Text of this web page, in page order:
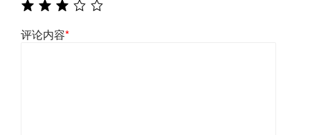
评论内容*